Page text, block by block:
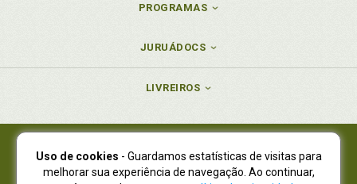
PROGRAMAS
JURUÁDOCS
LIVREIROS
Juruá Editora Ltda., CNPJ 77.535.508/0001-19
Juruá Informática Ltda., CNPJ 01.701.561/0001-80
Uso de cookies - Guardamos estatísticas de visitas para
melhorar sua experiência de navegação. Ao continuar,